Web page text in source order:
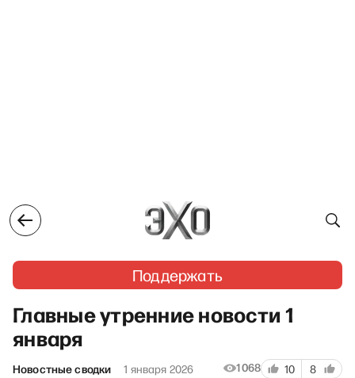
Поддержать
Главные утренние новости 1
января
Новостные сводки 1 января 2026 1068 10 8